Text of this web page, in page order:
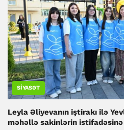
SIYASƏT
Leyla Əliyevanın iştirakı ilə
məhəllə sakinlərin